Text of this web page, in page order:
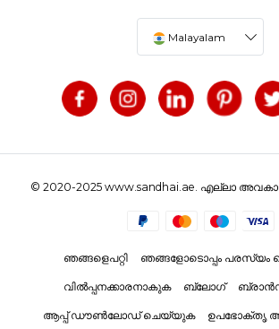
Malayalam
© 2020-2025 www.sandhai.ae. എല്ലാ
ഞങ്ങളെപറ്റി ഞങ്ങളോടൊപ്പം
വിൽപ്പനക്കാരനാകുക ബ്ലോഗ് ബ്രാൻഡ്
ആപ്പ് ഡൗൺലോഡ് ചെയ്യുക ഉപഭോക്തൃ